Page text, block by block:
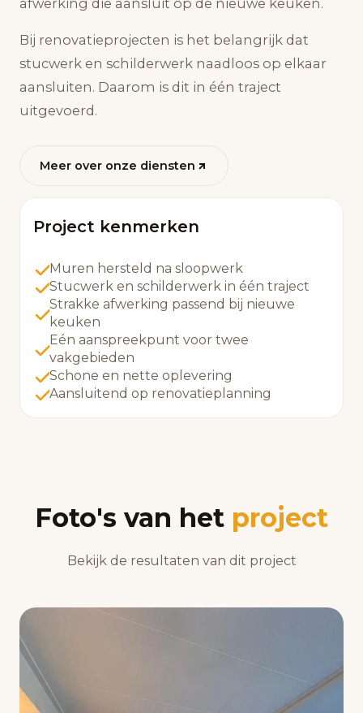
afwerking die aansluit op de nieuwe keuken.
Bij renovatieprojecten is het belangrijk dat
stucwerk en schilderwerk naadloos op elkaar
aansluiten. Daarom is dit in één traject
uitgevoerd.
Meer over onze diensten
Project kenmerken
Muren hersteld na sloopwerk
Stucwerk en schilderwerk in één traject
Strakke afwerking passend bij nieuwe
keuken
Eén aanspreekpunt voor twee
vakgebieden
Schone en nette oplevering
Aansluitend op renovatieplanning
Foto's van het project
Bekijk de resultaten van dit project